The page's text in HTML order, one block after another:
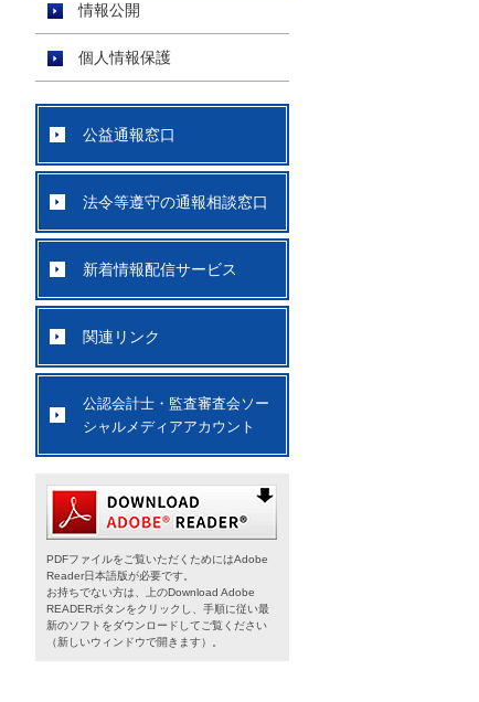
情報公開
個人情報保護
公益通報窓口
法令等遵守の通報相談窓口
新着情報配信サービス
関連リンク
公認会計士・監査審査会ソー
シャルメディアアカウント
PDFファイルをご覧いただくためにはAdobe
Reader日本語版が必要です。
お持ちでない方は、上のDownload Adobe
READERボタンをクリックし、手順に従い最
新のソフトをダウンロードしてご覧ください
（新しいウィンドウで開きます）。